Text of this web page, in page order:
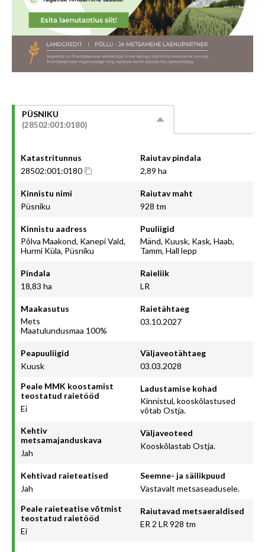
PÜSNIKU
(28502:001:0180)
Katastritunnus
28502:001:0180
Raiutav pindala
2,89 ha
Kinnistu nimi
Püsniku
Raiutav maht
928 tm
Kinnistu aadress
Põlva Maakond, Kanepi Vald,
Hurmi Küla, Püsniku
Puuliigid
Mänd, Kuusk, Kask, Haab,
Tamm, Hall lepp
Pindala
18,83 ha
Raieliik
LR
Maakasutus
Mets
Maatulundusmaa 100%
Raietähtaeg
03.10.2027
Peapuuliigid
Kuusk
Väljaveotähtaeg
03.03.2028
Peale MMK koostamist
teostatud raietööd
Ei
Ladustamise kohad
Kinnistul, kooskõlastused
võtab Ostja.
Kehtiv
metsamajanduskava
Jah
Väljaveoteed
Kooskõlastab Ostja.
Kehtivad raieteatised
Jah
Seemne- ja säilikpuud
Vastavalt metsaseadusele.
Peale raieteatise võtmist
teostatud raietööd
Ei
Raiutavad metsaeraldised
ER 2 LR 928 tm